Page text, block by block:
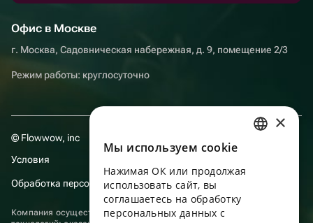
Офис в Москве
г. Москва, Садовническая набережная, д. 9, помещение 2/3
Режим работы: круглосуточно
© Flowwow, inc
Условия
Обработка персональных данных
Компания осуществляет деятельность в области информационных
ENGLISH
UKRAINIAN
×
Мы используем сookie
Нажимая ОК или продолжая
использовать сайт, вы
соглашаетесь на обработку
персональных данных с